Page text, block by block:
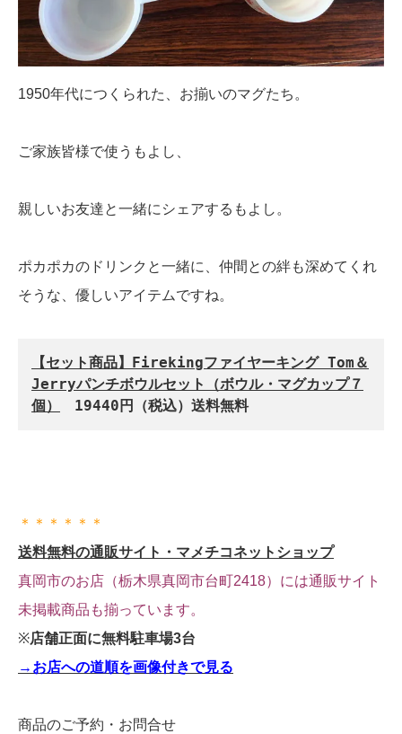
1950年代につくられた、お揃いのマグたち。
ご家族皆様で使うもよし、
親しいお友達と一緒にシェアするもよし。
ポカポカのドリンクと一緒に、仲間との絆も深めてくれ
そうな、優しいアイテムですね。
【セット商品】Firekingファイヤーキング Tom＆
Jerryパンチボウルセット（ボウル・マグカップ７
個）
19440円（税込）送料無料
＊＊＊＊＊＊
送料無料の通販サイト・マメチコネットショップ
真岡市のお店（栃木県真岡市台町2418）には通販サイト
未掲載商品も揃っています。
※店舗正面に無料駐車場3台
→お店への道順を画像付きで見る
商品のご予約・お問合せ